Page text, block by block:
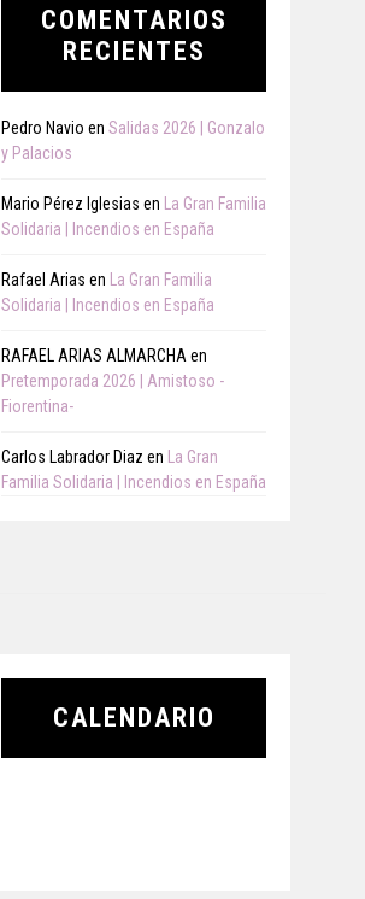
COMENTARIOS
RECIENTES
Pedro Navio en Salidas 2026 | Gonzalo
y Palacios
Mario Pérez Iglesias en
La Gran Familia
Solidaria | Incendios en España
Rafael Arias en
La Gran Familia
Solidaria | Incendios en España
RAFAEL ARIAS ALMARCHA en
Pretemporada 2026 | Amistoso -
Fiorentina-
Carlos Labrador Diaz en
La Gran
Familia Solidaria | Incendios en España
CALENDARIO